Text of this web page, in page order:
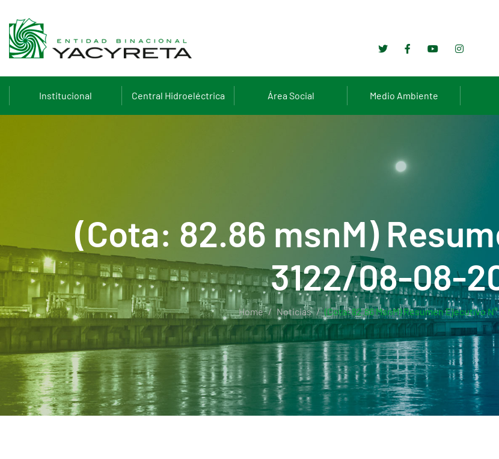
Institucional Central Hidroeléctrica Área Social Medio Ambiente
(Cota: 82.86 msnM)
3122/08-08-
Home Noticias (Cota: 82.86 MsnM) Resumen Ejecutivo